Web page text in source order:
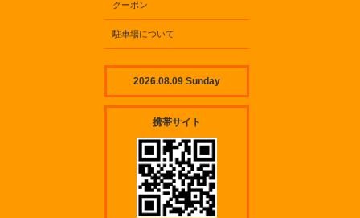
クーポン
駐車場について
2026.08.09 Sunday
携帯サイト